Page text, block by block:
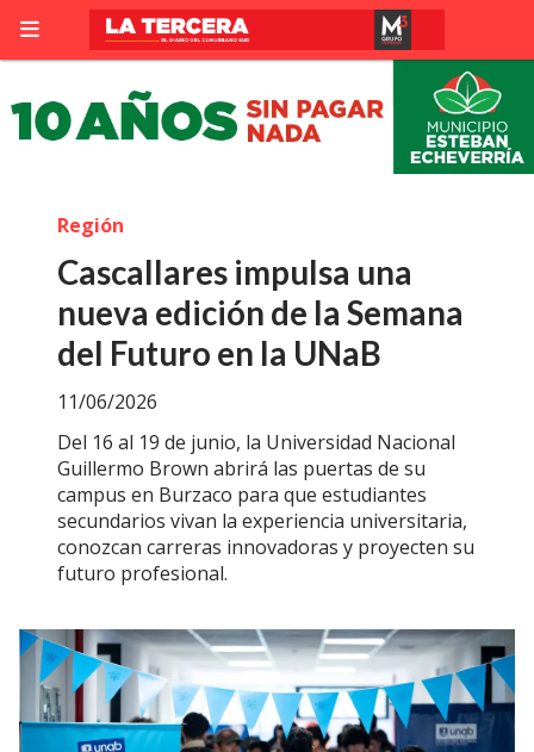
Cascallares impulsa una
nueva edición de la Semana
del Futuro en la UNaB
Del 16 al 19 de junio, la Universidad Nacional
Guillermo Brown abrirá las puertas de su
campus en Burzaco para que estudiantes
secundarios vivan la experiencia universitaria,
conozcan carreras innovadoras y proyecten su
futuro profesional.
Región
11/06/2026